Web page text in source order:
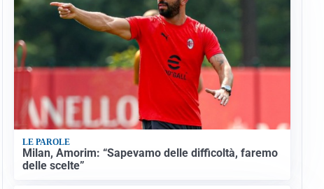
LE PAROLE
Milan, Amorim: “Sapevamo delle difficoltà, faremo
delle scelte”